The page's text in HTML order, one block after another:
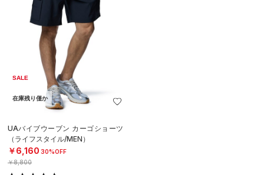
SALE
在庫残り僅か
UAバイブウーブン カーゴショーツ
（ライフスタイル/MEN）
￥6,160 30%OFF
￥8,800